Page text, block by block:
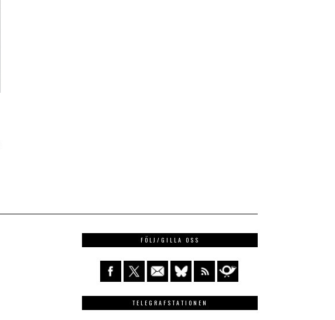
FÖLJ/GILLA OSS
TELEGRAFSTATIONEN